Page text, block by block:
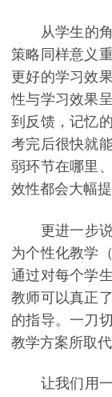
从学生的角
策略同样意义
更好的学习效
性与学习效果
到反馈，记忆
考完后很快就
弱环节在哪里
效性都会大幅提
更进一步说
为个性化教学
通过对每个学
教师可以真正
的指导。一刀
教学方案所取代
让我们用一